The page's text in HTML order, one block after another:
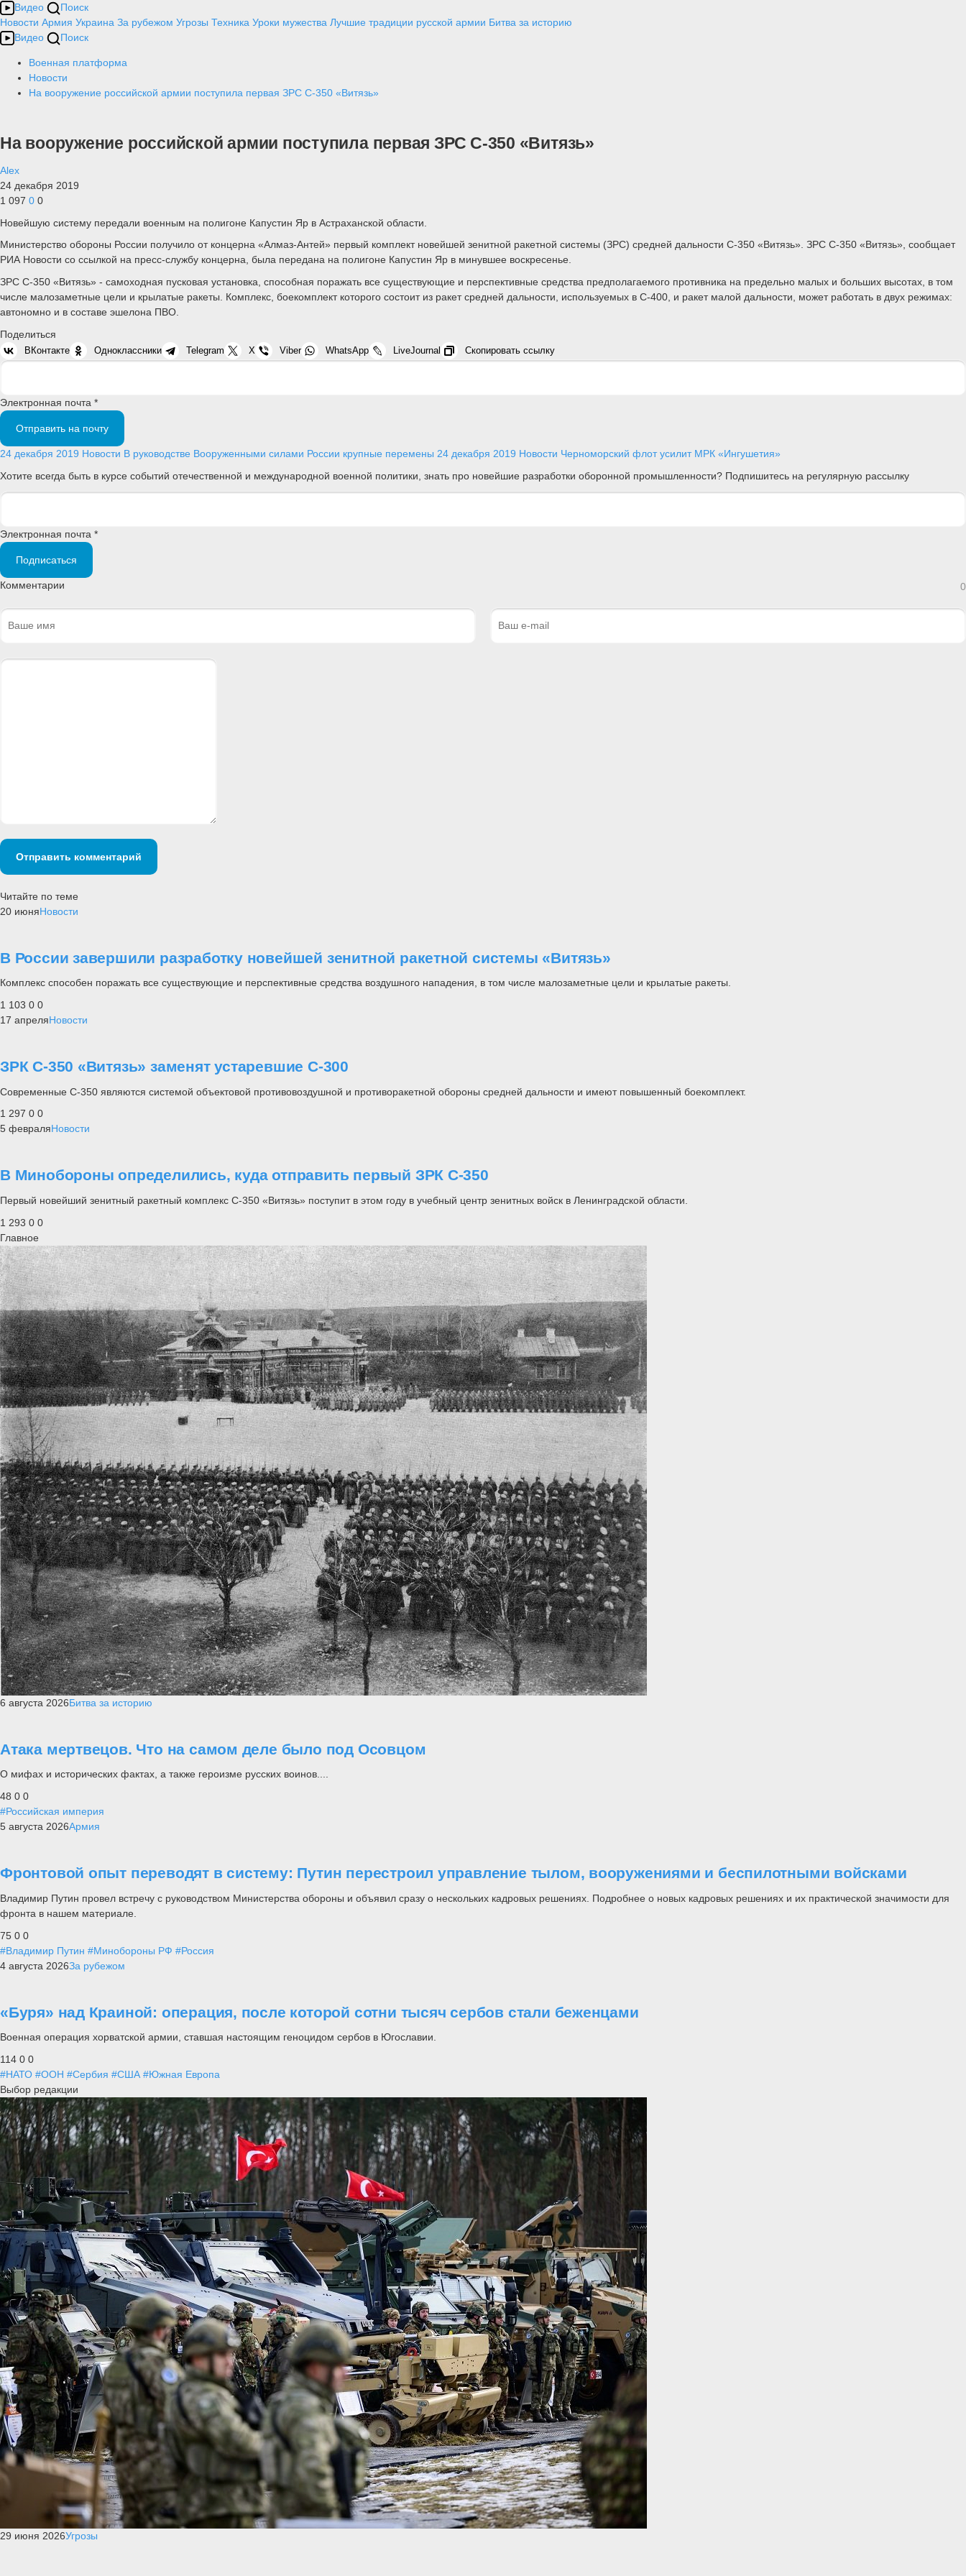
Видео
Поиск
Новости Армия Украина За рубежом Угрозы Техника Уроки мужества Лучшие традиции русской армии Битва за историю
Видео
Поиск
Военная платформа
Новости
На вооружение российской армии поступила первая ЗРС С-350 «Витязь»
На вооружение российской армии поступила первая ЗРС С-350 «Витязь»
Alex
24 декабря 2019
1 097 0 0
Новейшую систему передали военным на полигоне Капустин Яр в Астраханской области.
Министерство обороны России получило от концерна «Алмаз-Антей» первый комплект новейшей зенитной ракетной системы (ЗРС) средней дальности С-350 «Витязь». ЗРС С-350 «Витязь», сообщает
РИА Новости со ссылкой на пресс-службу концерна, была передана на полигоне Капустин Яр в минувшее воскресенье.
ЗРС С-350 «Витязь» - самоходная пусковая установка, способная поражать все существующие и перспективные средства предполагаемого противника на предельно малых и больших высотах, в том
числе малозаметные цели и крылатые ракеты. Комплекс, боекомплект которого состоит из ракет средней дальности, используемых в С-400, и ракет малой дальности, может работать в двух режимах:
автономно и в составе эшелона ПВО.
Поделиться
ВКонтакте Одноклассники Telegram X Viber WhatsApp LiveJournal Скопировать ссылку
Электронная почта *
Отправить на почту
24 декабря 2019 Новости В руководстве Вооруженными силами России крупные перемены 24 декабря 2019 Новости Черноморский флот усилит МРК «Ингушетия»
Хотите всегда быть в курсе событий отечественной и международной военной политики, знать про новейшие разработки оборонной промышленности? Подпишитесь на регулярную рассылку
Электронная почта *
Подписаться
Комментарии 0
Отправить комментарий
Читайте по теме
20 июняНовости
В России завершили разработку новейшей зенитной ракетной системы «Витязь»
Комплекс способен поражать все существующие и перспективные средства воздушного нападения, в том числе малозаметные цели и крылатые ракеты.
1 103 0 0
17 апреляНовости
ЗРК С-350 «Витязь» заменят устаревшие С-300
Современные С-350 являются системой объектовой противовоздушной и противоракетной обороны средней дальности и имеют повышенный боекомплект.
1 297 0 0
5 февраляНовости
В Минобороны определились, куда отправить первый ЗРК С-350
Первый новейший зенитный ракетный комплекс С-350 «Витязь» поступит в этом году в учебный центр зенитных войск в Ленинградской области.
1 293 0 0
Главное
6 августа 2026Битва за историю
Атака мертвецов. Что на самом деле было под Осовцом
О мифах и исторических фактах, а также героизме русских воинов....
48 0 0
#Российская империя
5 августа 2026Армия
Фронтовой опыт переводят в систему: Путин перестроил управление тылом, вооружениями и беспилотными войсками
Владимир Путин провел встречу с руководством Министерства обороны и объявил сразу о нескольких кадровых решениях. Подробнее о новых кадровых решениях и их практической значимости для
фронта в нашем материале.
75 0 0
#Владимир Путин #Минобороны РФ #Россия
4 августа 2026За рубежом
«Буря» над Краиной: операция, после которой сотни тысяч сербов стали беженцами
Военная операция хорватской армии, ставшая настоящим геноцидом сербов в Югославии.
114 0 0
#НАТО #ООН #Сербия #США #Южная Европа
Выбор редакции
29 июня 2026Угрозы